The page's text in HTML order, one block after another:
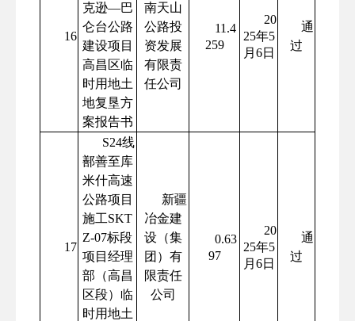
16
克逊—巴
仑台公路
建设项目
高昌区临
时用地土
地复垦方
案报告书
南天山
公路投
资发展
有限责
任公司
11.4
259
20
25年5
月6日
通
过
17
S24线
鄯善至库
米什高速
公路项目
施工SKT
Z-07标段
项目经理
部（高昌
区段）临
时用地土
新疆
冶金建
设（集
团）有
限责任
公司
0.63
97
20
25年5
月6日
通
过